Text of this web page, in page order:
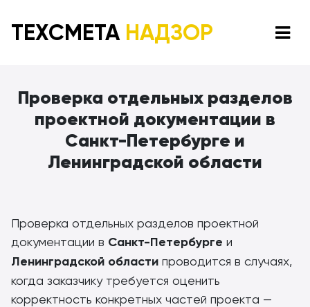
ТЕХСМЕТА НАДЗОР
Проверка отдельных разделов
проектной документации в
Санкт-Петербурге и
Ленинградской области
Проверка отдельных разделов проектной
документации в Санкт-Петербурге и
Ленинградской области проводится в случаях,
когда заказчику требуется оценить
корректность конкретных частей проекта —